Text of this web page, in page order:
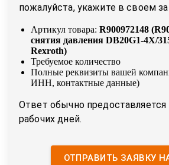
пожалуйста, укажите в своем
Артикул товара: R900972148 (
снятия давления DB20G1-4X/
Rexroth)
Требуемое количество
Полные реквизиты вашей
ИНН, контактные данные)
Ответ обычно предоставляется
рабочих дней.
ОТПРАВИТЬ ЗАЯВКУ